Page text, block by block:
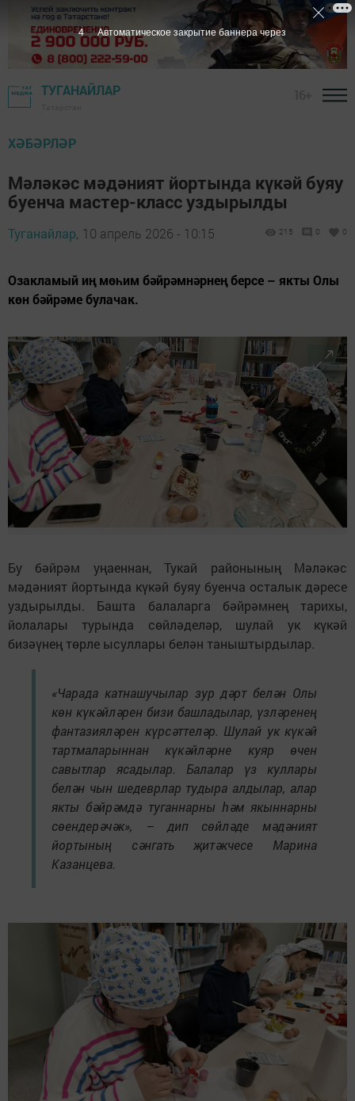
ТУГАНАЙЛАР
ХӘБӘРЛӘР
Мәләкәс мәдәният йортында күкәй буяу
буенча мастер-класс уздырылды
Туганайлар, 10 апрель 2026 - 10:15 215 0 0
Озакламый иң мөһим бәйрәмнәрнең берсе – якты Олы
көн бәйрәме булачак.
Бу бәйрәм уңаеннан, Тукай районының Мәләкәс
мәдәният йортында күкәй буяу буенча осталык дәресе
уздырылды. Башта балаларга бәйрәмнең тарихы,
йолалары турында сөйләделәр, шулай ук күкәй
бизәүнең төрле ысуллары белән таныштырдылар.
«Чарада катнашучылар зур дәрт белән Олы
көн күкәйләрен бизи башладылар, үзләренең
фантазияләрен күрсәттеләр. Шулай ук күкәй
тартмаларыннан күкәйләрне куяр өчен
савытлар ясадылар. Балалар үз куллары
белән чын шедеврлар тудыра алдылар, алар
якты бәйрәмдә туганнарны һәм якыннарны
сөендерәчәк», – дип сөйләде мәдәният
йортының сәнгать җитәкчесе Марина
Казанцева.
2 Автоматическое закрытие баннера через